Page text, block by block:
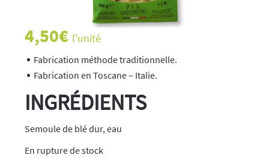
4,50€ l'unité
Fabrication méthode traditionnelle.
Fabrication en Toscane – Italie.
INGRÉDIENTS
Semoule de blé dur, eau
rupture de stock